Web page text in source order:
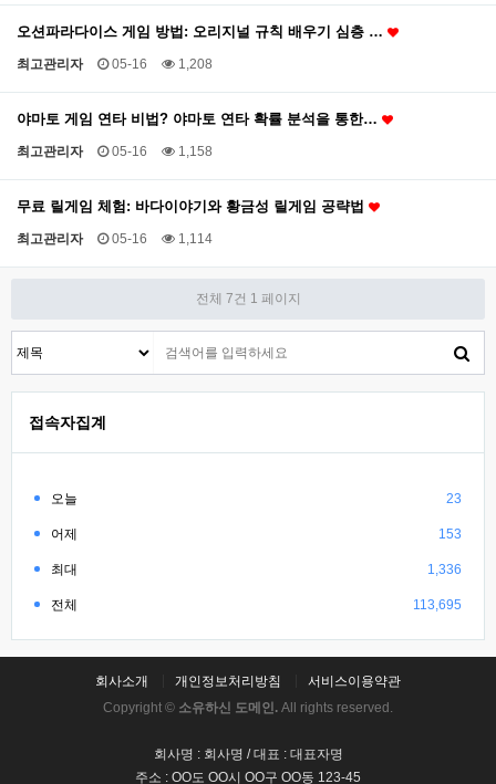
오션파라다이스 게임 방법: 오리지널 규칙 배우기 심층 …
최고관리자 05-16 1,208
야마토 게임 연타 비법? 야마토 연타 확률 분석을 통한…
최고관리자 05-16 1,158
무료 릴게임 체험: 바다이야기와 황금성 릴게임 공략법
최고관리자 05-16 1,114
전체 7건 1 페이지
접속자집계
오늘 23
어제 153
최대 1,336
전체 113,695
회사소개 개인정보처리방침
서비스이용약관
Copyright © 소유하신 도메인. All rights reserved.
회사명 : 회사명 / 대표 : 대표자명
주소 : OO도 OO시 OO구 OO동 123-45